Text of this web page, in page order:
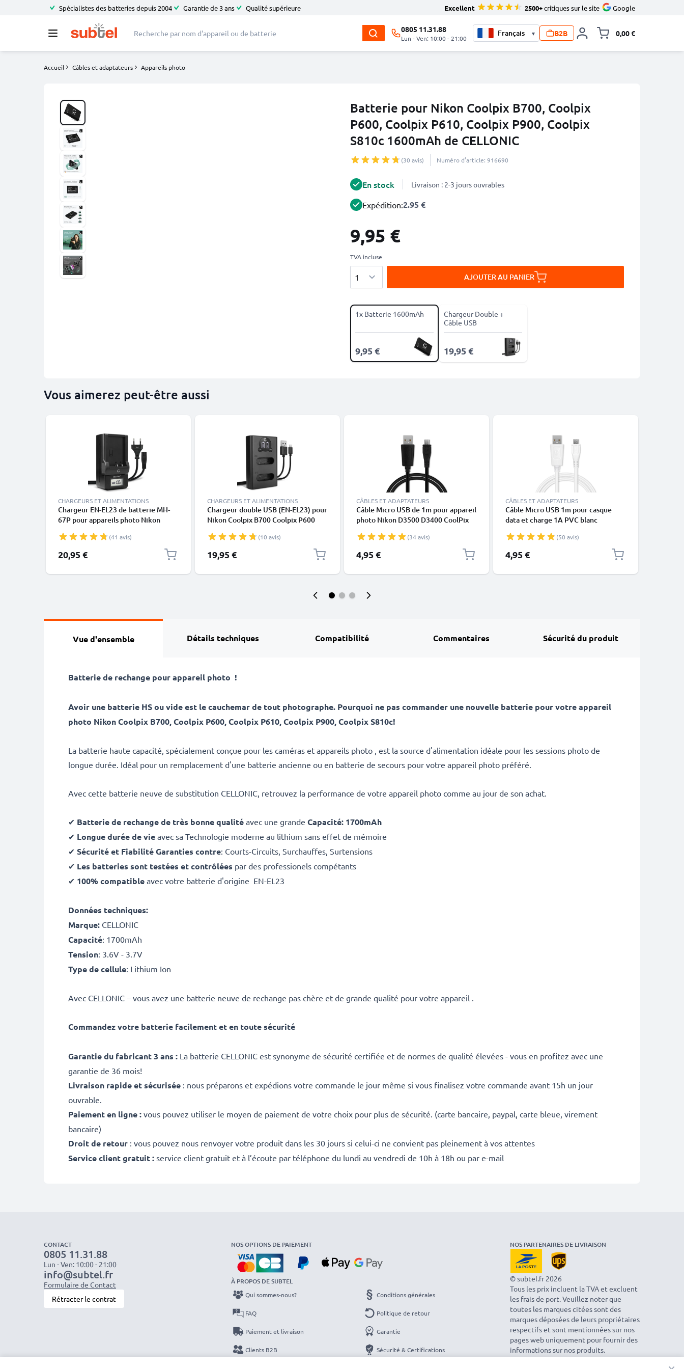
Spécialistes des batteries depuis 2004 Garantie de 3 ans Qualité supérieure Excellent 2500+critiques sur le site Google
0805 11.31.88
Lun - Ven: 10:00 - 21:00
▾ B2B 0,00 €
Accueil Câbles et adaptateurs Appareils photo
Batterie pour Nikon Coolpix B700, Coolpix
P600, Coolpix P610, Coolpix P900, Coolpix
S810c 1600mAh de CELLONIC
(30 avis) Numéro d’article: 916690
En stock Livraison : 2-3 jours ouvrables
Expédition:2.95 €
9,95 €
TVA incluse
AJOUTER AU PANIER
1x Batterie 1600mAh
9,95 €
Chargeur Double +
Câble USB
19,95 €
Vous aimerez peut-être aussi
CHARGEURS ET ALIMENTATIONS
Chargeur EN-EL23 de batterie MH-
67P pour appareils photo Nikon
de CELLONIC
(41 avis)
20,95 €
CHARGEURS ET ALIMENTATIONS
Chargeur double USB (EN-EL23) pour
Nikon Coolpix B700 Coolpix P600
S810c + 1m + Câble USB de
CELLONIC
(10 avis)
19,95 €
CÂBLES ET ADAPTATEURS
Câble Micro USB de 1m pour appareil
photo Nikon D3500 D3400 CoolPix
B700, 1 J5, A900 transfert de
données 1A noir PVC
(34 avis)
4,95 €
CÂBLES ET ADAPTATEURS
Câble Micro USB 1m pour casque
data et charge 1A PVC blanc
(50 avis)
4,95 €
Vue d'ensemble Détails techniques Compatibilité Commentaires Sécurité du produit
Batterie de rechange pour appareil photo !
Avoir une batterie HS ou vide est le cauchemar de tout photographe. Pourquoi ne pas commander une nouvelle batterie pour votre appareil
photo Nikon Coolpix B700, Coolpix P600, Coolpix P610, Coolpix P900, Coolpix S810c!
La batterie haute capacité, spécialement conçue pour les caméras et appareils photo , est la source d'alimentation idéale pour les sessions photo de
longue durée. Idéal pour un remplacement d'une batterie ancienne ou en batterie de secours pour votre appareil photo préféré.
Avec cette batterie neuve de substitution CELLONIC, retrouvez la performance de votre appareil photo comme au jour de son achat.
✔ Batterie de rechange de très bonne qualité avec une grande Capacité: 1700mAh
✔ Longue durée de vie avec sa Technologie moderne au lithium sans effet de mémoire
✔ Sécurité et Fiabilité Garanties contre: Courts-Circuits, Surchauffes, Surtensions
✔ Les batteries sont testées et contrôlées par des professionels compétants
✔ 100% compatible avec votre batterie d'origine EN-EL23
Données techniques:
Marque: CELLONIC
Capacité: 1700mAh
Tension: 3.6V - 3.7V
Type de cellule: Lithium Ion
Avec CELLONIC – vous avez une batterie neuve de rechange pas chère et de grande qualité pour votre appareil .
Commandez votre batterie facilement et en toute sécurité
Garantie du fabricant 3 ans : La batterie CELLONIC est synonyme de sécurité certifiée et de normes de qualité élevées - vous en profitez avec une
garantie de 36 mois!
Livraison rapide et sécurisée : nous préparons et expédions votre commande le jour même si vous finalisez votre commande avant 15h un jour
ouvrable.
Paiement en ligne : vous pouvez utiliser le moyen de paiement de votre choix pour plus de sécurité. (carte bancaire, paypal, carte bleue, virement
bancaire)
Droit de retour : vous pouvez nous renvoyer votre produit dans les 30 jours si celui-ci ne convient pas pleinement à vos attentes
Service client gratuit : service client gratuit et à l’écoute par téléphone du lundi au vendredi de 10h à 18h ou par e-mail
CONTACT
0805 11.31.88
Lun - Ven: 10:00 - 21:00
info@subtel.fr
Formulaire de Contact
Rétracter le contrat
NOS OPTIONS DE PAIEMENT
À PROPOS DE SUBTEL
Qui sommes-nous?
FAQ
Paiement et livraison
Clients B2B
Conditions générales
Politique de retour
Garantie
Sécurité & Certifications
NOS PARTENAIRES DE LIVRAISON
© subtel.fr 2026
Tous les prix incluent la TVA et excluent
les frais de port. Veuillez noter que
toutes les marques citées sont des
marques déposées de leurs propriétaires
respectifs et sont mentionnées sur nos
pages web uniquement pour fournir des
informations sur nos produits.